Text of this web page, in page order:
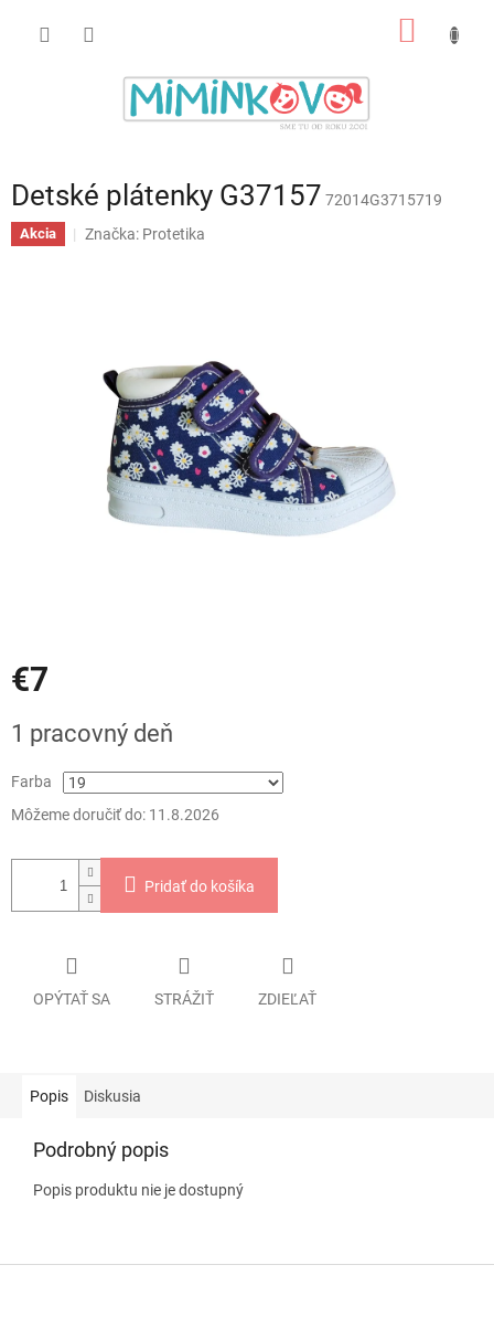
Detské plátenky G37157 72014G3715719
Akcia Značka: Protetika
€7
cena:
1 pracovný deň
Farba
Môžeme doručiť do: 11.8.2026
Pridať do košíka
OPÝTAŤ SA STRÁŽIŤ ZDIEĽAŤ
Popis Diskusia
Podrobný popis
Popis produktu nie je dostupný